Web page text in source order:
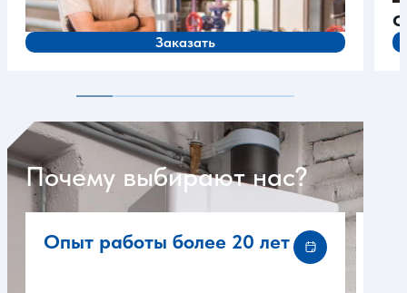
Заказать
Почему выбирают нас?
Опыт работы более 20 лет